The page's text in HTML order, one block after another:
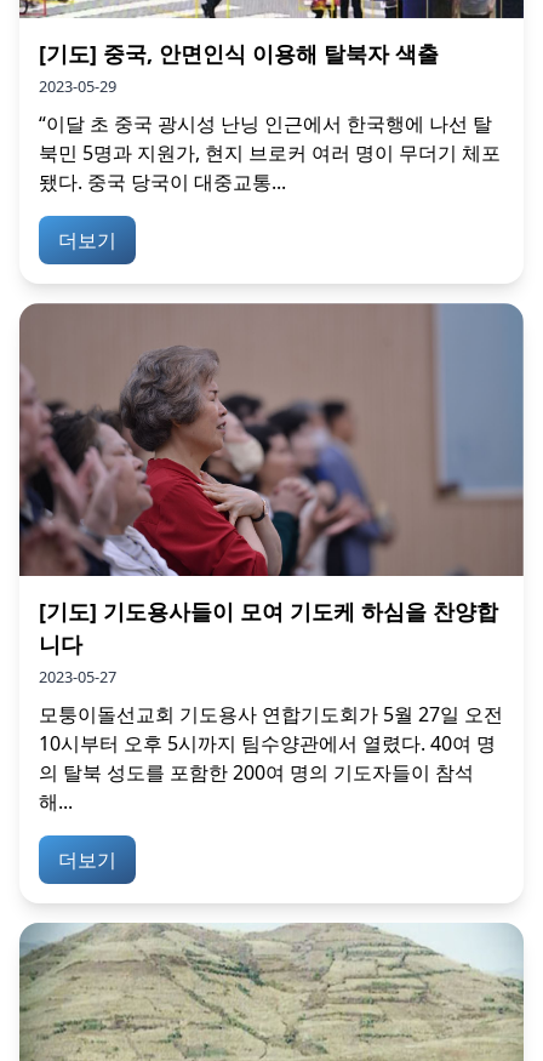
[기도] 중국, 안면인식 이용해 탈북자 색출
2023-05-29
“이달 초 중국 광시성 난닝 인근에서 한국행에 나선 탈
북민 5명과 지원가, 현지 브로커 여러 명이 무더기 체포
됐다. 중국 당국이 대중교통...
더보기
[기도] 기도용사들이 모여 기도케 하심을 찬양합
니다
2023-05-27
모퉁이돌선교회 기도용사 연합기도회가 5월 27일 오전
10시부터 오후 5시까지 팀수양관에서 열렸다. 40여 명
의 탈북 성도를 포함한 200여 명의 기도자들이 참석
해...
더보기